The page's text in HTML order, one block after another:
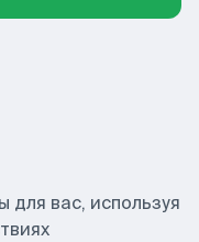
вас, используя